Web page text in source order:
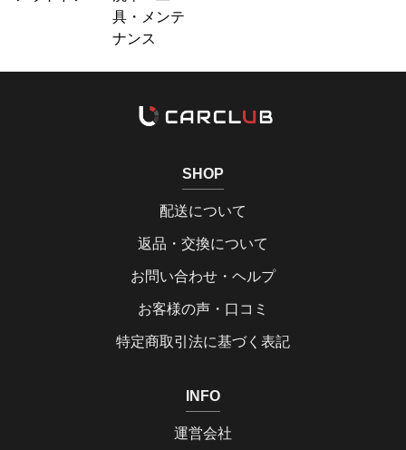
具・メンテ
ナンス
SHOP
配送について
返品・交換について
お問い合わせ・ヘルプ
お客様の声・口コミ
特定商取引法に基づく表記
INFO
運営会社